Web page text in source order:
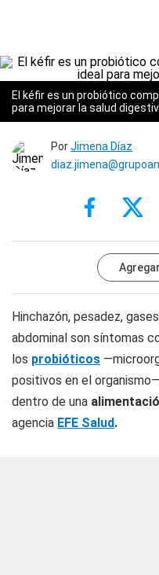
El kéfir es un probiótico
para mejorar la salud
PorJimena Díaz
Hinchazón, pesadez,
abdominal son síntomas
los probióticos
positivos en el
dentro de una
agencia EFE Salud.